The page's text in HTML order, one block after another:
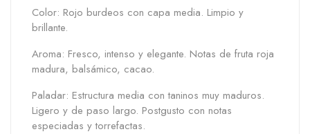
Color: Rojo burdeos con capa media. Limpio y
brillante.
Aroma: Fresco, intenso y elegante. Notas de fruta roja
madura, balsámico, cacao.
Paladar: Estructura media con taninos muy maduros.
Ligero y de paso largo. Postgusto con notas
especiadas y torrefactas.